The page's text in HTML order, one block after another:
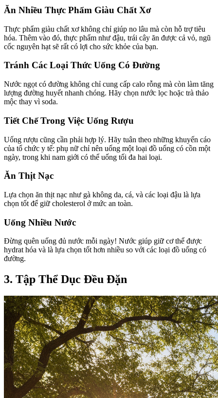
Ăn Nhiều Thực Phẩm Giàu Chất Xơ
Thực phẩm giàu chất xơ không chỉ giúp no lâu mà còn hỗ trợ tiêu
hóa. Thêm vào đó, thực phẩm như đậu, trái cây ăn được cả vỏ, ngũ
cốc nguyên hạt sẽ rất có lợi cho sức khỏe của bạn.
Tránh Các Loại Thức Uống Có Đường
Nước ngọt có đường không chỉ cung cấp calo rỗng mà còn làm tăng
lượng đường huyết nhanh chóng. Hãy chọn nước lọc hoặc trà thảo
mộc thay vì soda.
Tiết Chế Trong Việc Uống Rượu
Uống rượu cũng cần phải hợp lý. Hãy tuân theo những khuyến cáo
của tổ chức y tế: phụ nữ chỉ nên uống một loại đồ uống có cồn một
ngày, trong khi nam giới có thể uống tối đa hai loại.
Ăn Thịt Nạc
Lựa chọn ăn thịt nạc như gà không da, cá, và các loại đậu là lựa
chọn tốt để giữ cholesterol ở mức an toàn.
Uống Nhiều Nước
Đừng quên uống đủ nước mỗi ngày! Nước giúp giữ cơ thể được
hydrat hóa và là lựa chọn tốt hơn nhiều so với các loại đồ uống có
đường.
3. Tập Thể Dục Đều Đặn